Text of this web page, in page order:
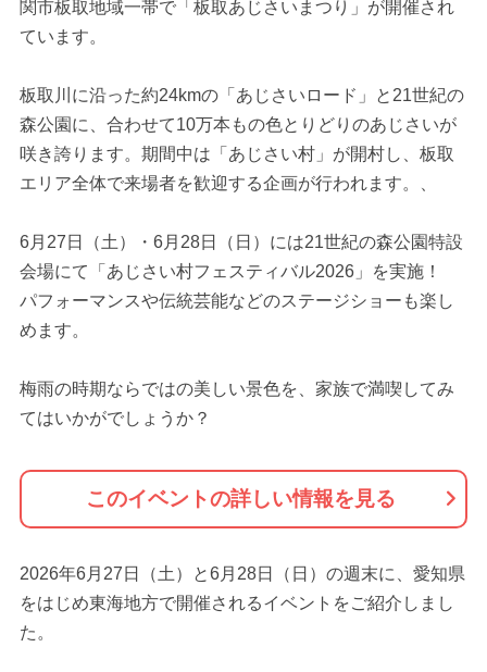
関市板取地域一帯で「板取あじさいまつり」が開催され
ています。
板取川に沿った約24kmの「あじさいロード」と21世紀の
森公園に、合わせて10万本もの色とりどりのあじさいが
咲き誇ります。期間中は「あじさい村」が開村し、板取
エリア全体で来場者を歓迎する企画が行われます。、
6月27日（土）・6月28日（日）には21世紀の森公園特設
会場にて「あじさい村フェスティバル2026」を実施！
パフォーマンスや伝統芸能などのステージショーも楽し
めます。
梅雨の時期ならではの美しい景色を、家族で満喫してみ
てはいかがでしょうか？
このイベントの詳しい情報を見る
2026年6月27日（土）と6月28日（日）の週末に、愛知県
をはじめ東海地方で開催されるイベントをご紹介しまし
た。